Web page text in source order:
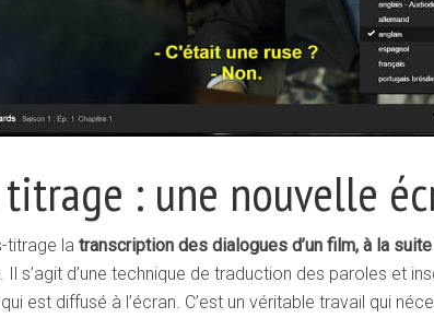
titrage : une nouvelle
titrage la transcription des dialogues d’un film, à la
. Il s’agit d’une technique de traduction des paroles et
est diffusé à l’écran. C’est un véritable travail qui